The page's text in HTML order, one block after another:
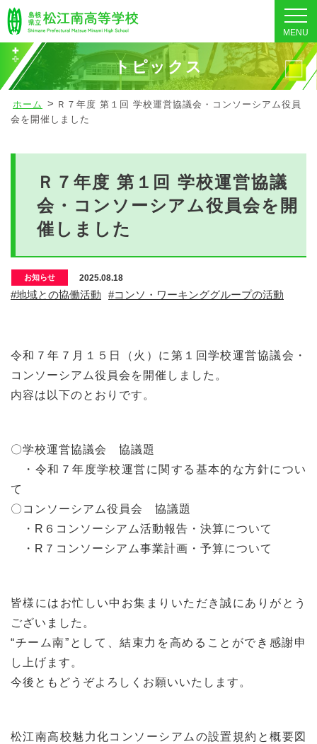
MENU
トピックス
ホーム
Ｒ７年度 第１回 学校運営協議会・コンソーシアム役員
会を開催しました
Ｒ７年度 第１回 学校運営協議
会・コンソーシアム役員会を開
催しました
お知らせ 2025.08.18
#地域との協働活動 #コンソ・ワーキンググループの活動
令和７年７月１５日（火）に第１回学校運営協議会・
コンソーシアム役員会を開催しました。
内容は以下のとおりです。
〇学校運営協議会 協議題
・令和７年度学校運営に関する基本的な方針につい
て
〇コンソーシアム役員会 協議題
・R６コンソーシアム活動報告・決算について
・R７コンソーシアム事業計画・予算について
皆様にはお忙しい中お集まりいただき誠にありがとう
ございました。
“チーム南”として、結束力を高めることができ感謝申
し上げます。
今後ともどうぞよろしくお願いいたします。
松江南高校魅力化コンソーシアムの設置規約と概要図